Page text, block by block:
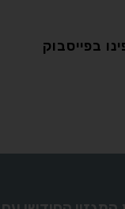
בפייסבוק